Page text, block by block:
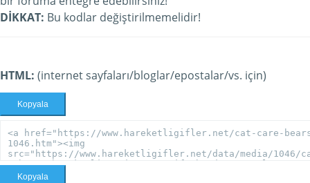
DİKKAT: Bu kodlar değiştirilmemelidir!
HTML: (internet sayfaları/bloglar/epostalar/vs. için)
Kopyala
Kopyala